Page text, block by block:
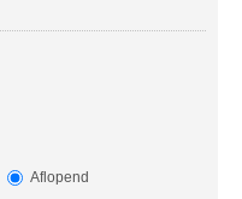
Aflopend